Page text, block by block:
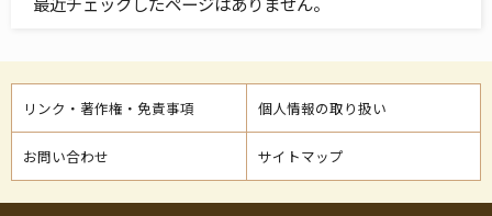
リンク・著作権・免責事項 個人情報の取り扱い
お問い合わせ サイトマップ